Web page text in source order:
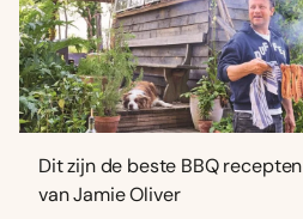
Dit zijn de beste BBQ recepten
van Jamie Oliver